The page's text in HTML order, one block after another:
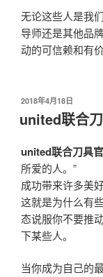
无论这些人是我们
导师还是其他品
动的可信赖和有
发
于
2018年4月18日
united联合
united联合刀具
所爱的人。”
成功带来许多美
这就是为什么有
态说服你不要推
下某些人。
当你成为自己的